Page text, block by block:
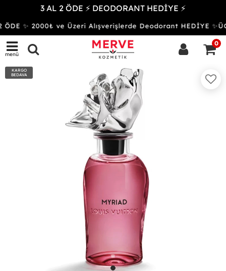
3 AL 2 ÖDE ⚡ DEODORANT HEDİYE ⚡
✨ 2000₺ ve Üzeri Alışverişlerde Deodorant HEDİYE
menü
0
KARGO
BEDAVA